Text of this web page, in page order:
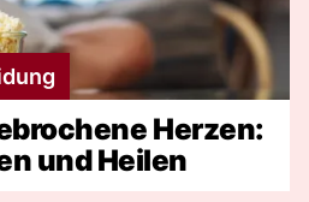
Herzen:
und Heilen